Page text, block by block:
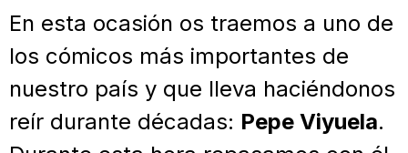
En esta ocasión os traemos a uno de
los cómicos más importantes de
nuestro país y que lleva haciéndonos
reír durante décadas: Pepe Viyuela.